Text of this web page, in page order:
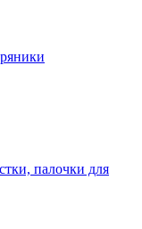
палочки для